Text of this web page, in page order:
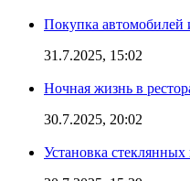
Покупка автомобилей
31.7.2025, 15:02
Ночная жизнь в
30.7.2025, 20:02
Установка